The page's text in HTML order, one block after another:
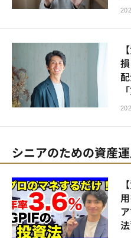
シニアのための資産